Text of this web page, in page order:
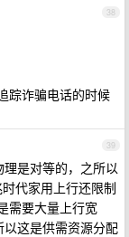
38
踪诈骗电话的时候
39
理是对等的，之所以
代家用上行还限制
需要大量上行宽
这是供需资源分配